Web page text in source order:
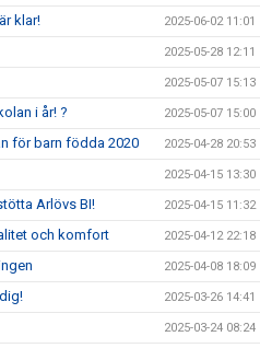
klar! 2025-06-02 11:01
2025-05-28 12:11
2025-05-07 15:13
i år! ? 2025-05-07 15:00
för barn födda 2020 2025-04-28 20:53
2025-04-15 13:30
Arlövs BI! 2025-04-15 11:32
och komfort 2025-04-12 22:18
2025-04-08 18:09
2025-03-26 14:41
2025-03-24 08:24